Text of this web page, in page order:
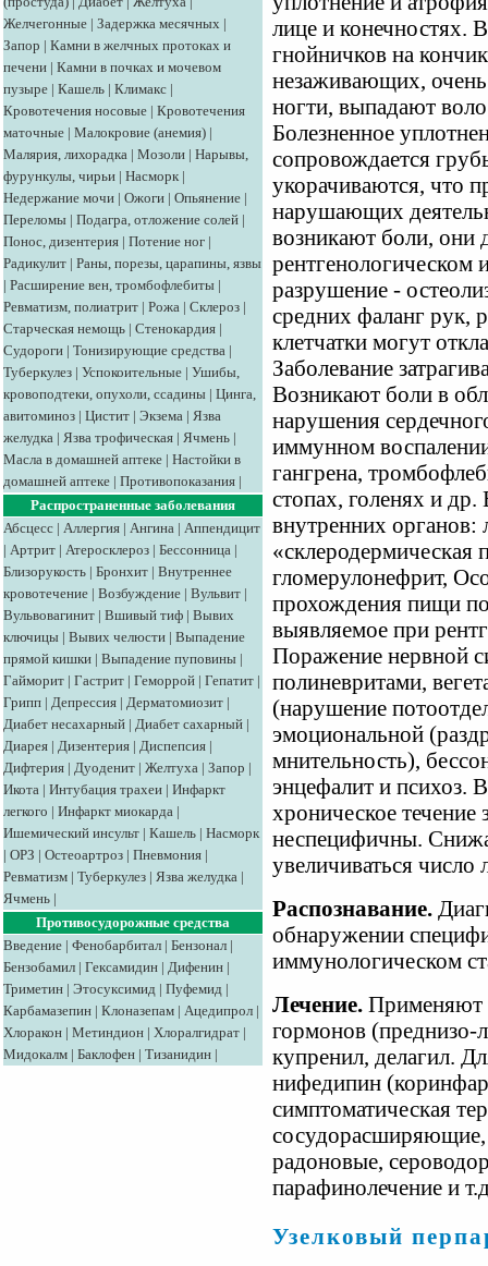
Желчегонные | Задержка месячных |
Запор | Камни в желчных протоках и
печени | Камни в почках и мочевом
пузыре | Кашель | Климакс |
Кровотечения носовые | Кровотечения
маточные | Малокровие (анемия) |
Малярия, лихорадка | Мозоли | Нарывы,
фурункулы, чирьи | Насморк |
Недержание мочи | Ожоги | Опьянение |
Переломы | Подагра, отложение солей |
Понос, дизентерия | Потение ног |
Радикулит | Раны, порезы, царапины, язвы
| Расширение вен, тромбофлебиты |
Ревматизм, полиатрит | Рожа | Склероз |
Старческая немощь | Стенокардия |
Судороги | Тонизирующие средства |
Туберкулез | Успокоительные | Ушибы,
кровоподтеки, опухоли, ссадины | Цинга,
авитоминоз | Цистит | Экзема | Язва
желудка | Язва трофическая | Ячмень |
Масла в домашней аптеке | Настойки в
домашней аптеке | Противопоказания |
Распространенные заболевания
Абсцесс | Аллергия | Ангина | Аппендицит
| Артрит | Атеросклероз | Бессонница |
Близорукость | Бронхит | Внутреннее
кровотечение | Возбуждение | Вульвит |
Вульвовагинит | Вшивый тиф | Вывих
ключицы | Вывих челюсти | Выпадение
прямой кишки | Выпадение пуповины |
Гайморит | Гастрит | Геморрой | Гепатит |
Грипп | Депрессия | Дерматомиозит |
Диабет несахарный | Диабет сахарный |
Диарея | Дизентерия | Диспепсия |
Дифтерия | Дуоденит | Желтуха | Запор |
Икота | Интубация трахеи | Инфаркт
легкого | Инфаркт миокарда |
Ишемический инсульт | Кашель | Насморк
| ОРЗ | Остеоартроз | Пневмония |
Ревматизм | Туберкулез | Язва желудка |
Ячмень |
Противосудорожные средства
Введение | Фенобарбитал | Бензонал |
Бензобамил | Гексамидин | Дифенин |
Триметин | Этосуксимид | Пуфемид |
Карбамазепин | Клоназепам | Ацедипрол |
Хлоракон | Метиндион | Хлоралгидрат |
Мидокалм | Баклофен | Тизанидин |
лице и конечностях.
гнойничков на
незаживающих,
ногти, выпадают
Болезненное
сопровождается
укорачиваются, что
нарушающих
возникают боли,
рентгенологическом
разрушение -
средних фаланг рук,
клетчатки могут
Заболевание
Возникают боли в
нарушения
иммунном
гангрена,
стопах, голенях и
внутренних органов:
гломерулонефрит,
прохождения пищи
выявляемое при
Поражение нервной
полиневритами,
(нарушение
эмоциональной
мнительность),
энцефалит и психоз.
хроническое течение
неспецифичны.
увеличиваться
Распознавание.
обнаружении
иммунологическом
Лечение. Применяют
гормонов (преднизо-
купренил, делагил.
нифедипин
симптоматическая
радоновые,
парафинолечение и
Узелковый